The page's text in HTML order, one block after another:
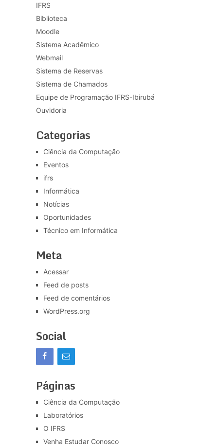
IFRS
Biblioteca
Moodle
Sistema Acadêmico
Webmail
Sistema de Reservas
Sistema de Chamados
Equipe de Programação IFRS-Ibirubá
Ouvidoria
Categorias
Ciência da Computação
Eventos
ifrs
Informática
Notícias
Oportunidades
Técnico em Informática
Meta
Acessar
Feed de posts
Feed de comentários
WordPress.org
Social
Páginas
Ciência da Computação
Laboratórios
O IFRS
Venha Estudar Conosco